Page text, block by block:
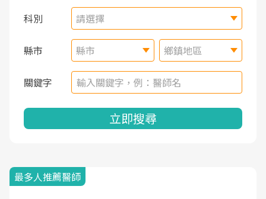
科別 請選擇
縣市 縣市 鄉鎮地區
關鍵字
立即搜尋
最多人推薦醫師